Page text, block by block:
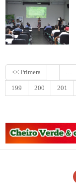
<< Primera
199 200 201